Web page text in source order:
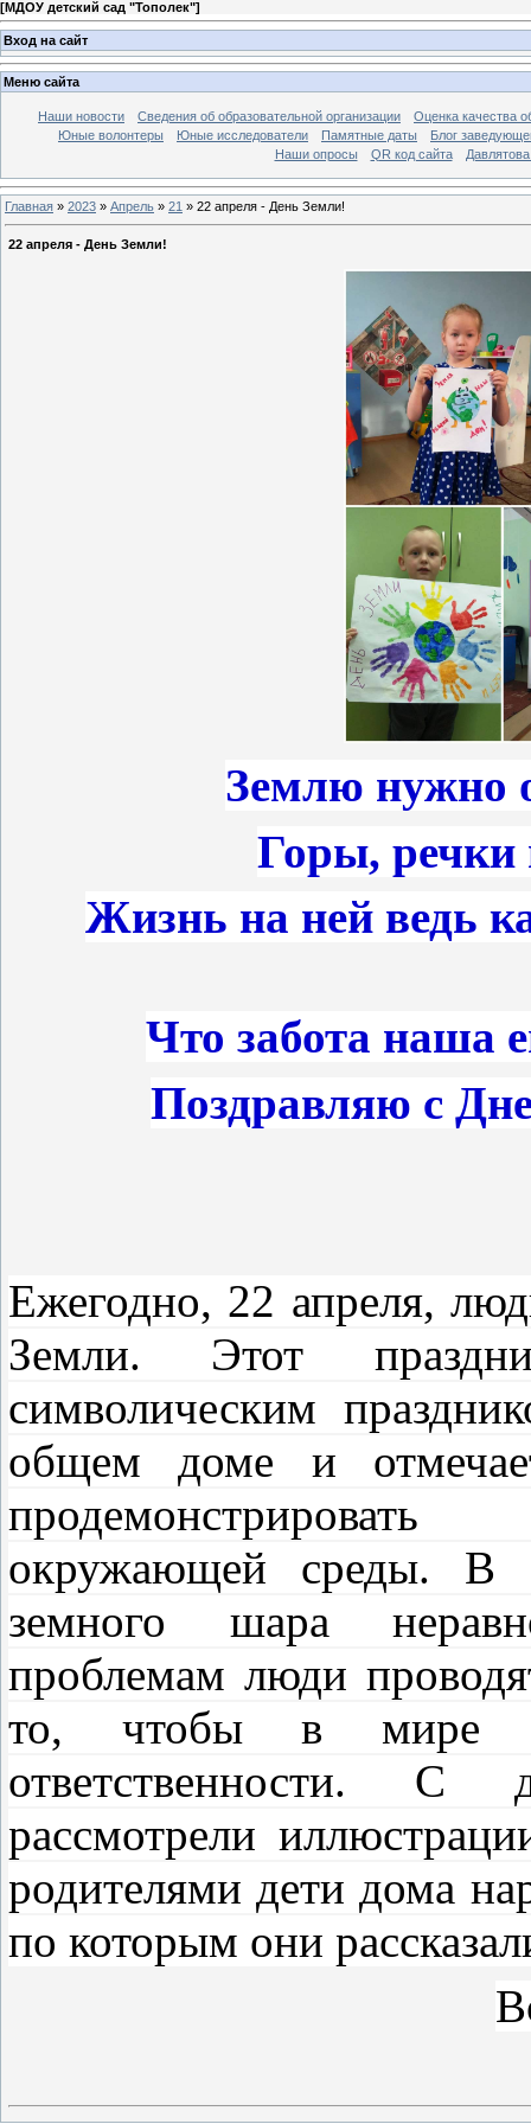
[МДОУ детский сад "Тополек"]
Вход на сайт
Меню сайта
Наши новости Сведения об образовательной организации
Оценка качества
Юные волонтеры
Юные исследователи Памятные даты
Блог
Наши опросы
QR код сайта
Главная » 2023 » Апрель » 21 » 22 апреля - День Земли!
22 апреля - День Земли!
Землю нужно
Горы, речки
Жизнь на ней ведь
Что забота наша
Поздравляю с
Ежегодно, 22 апреля,
Земли. Этот
символическим
общем доме и
окружающей среды. В
земного шара
проблемам люди
то, чтобы в мире
ответственности. С
рассмотрели
родителями дети дома
по которым они